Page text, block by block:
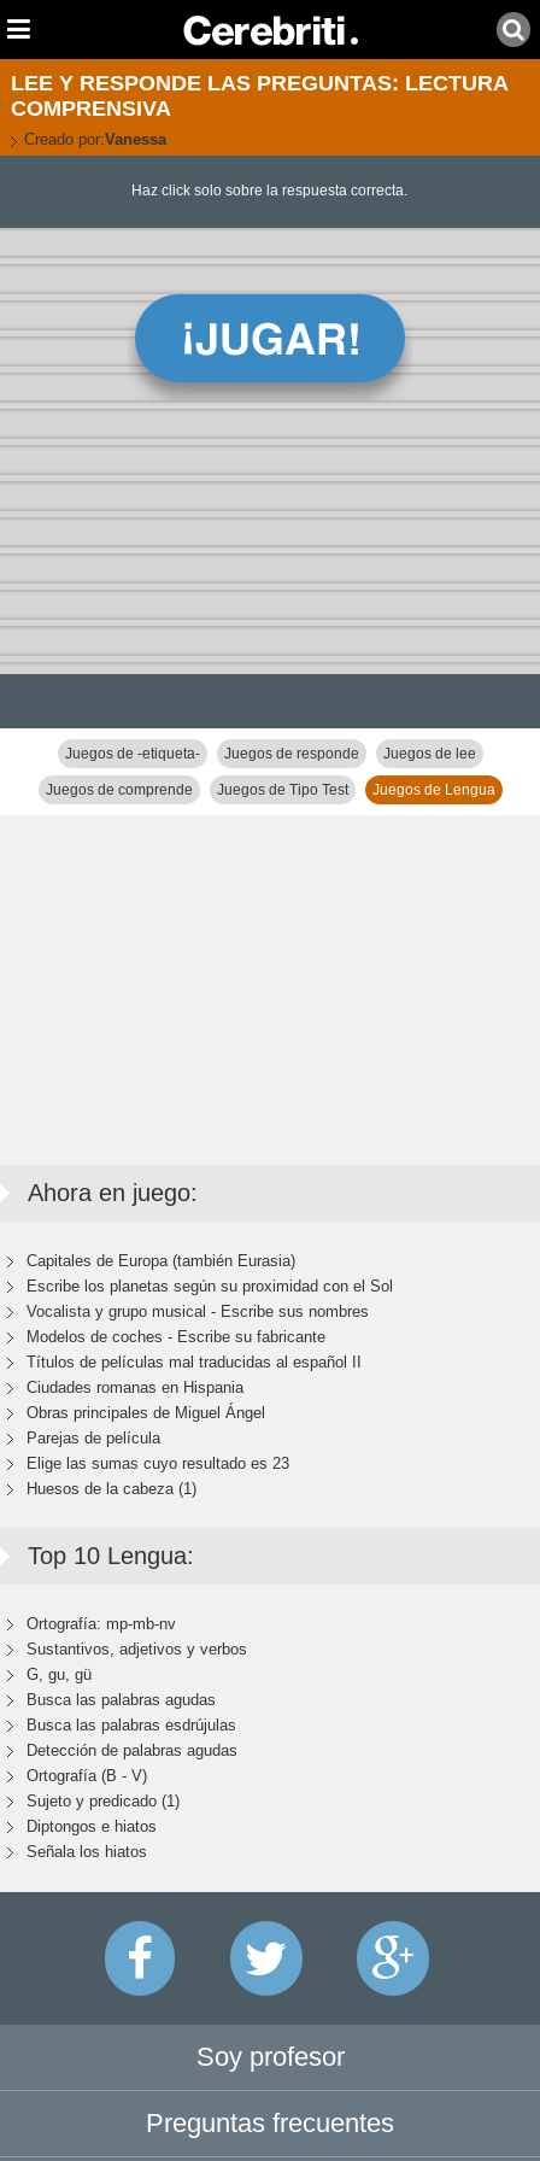
LEE Y RESPONDE LAS PREGUNTAS: LECTURA
COMPRENSIVA
Creado por:Vanessa
Haz click solo sobre la respuesta correcta.
Juegos de -etiqueta- Juegos de responde Juegos de lee
Juegos de comprende Juegos de Tipo Test Juegos de Lengua
Ahora en juego:
Capitales de Europa (también Eurasia)
Escribe los planetas según su proximidad con el Sol
Vocalista y grupo musical - Escribe sus nombres
Modelos de coches - Escribe su fabricante
Títulos de películas mal traducidas al español II
Ciudades romanas en Hispania
Obras principales de Miguel Ángel
Parejas de película
Elige las sumas cuyo resultado es 23
Huesos de la cabeza (1)
Top 10 Lengua:
Ortografía: mp-mb-nv
Sustantivos, adjetivos y verbos
G, gu, gü
Busca las palabras agudas
Busca las palabras esdrújulas
Detección de palabras agudas
Ortografía (B - V)
Sujeto y predicado (1)
Diptongos e hiatos
Señala los hiatos
Soy profesor
Preguntas frecuentes